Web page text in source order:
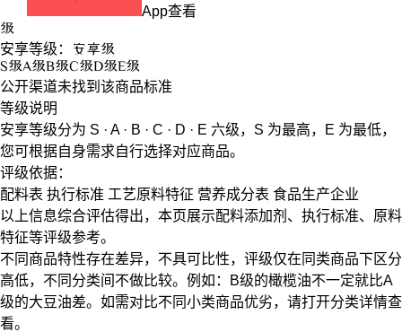
App查看
级
安享等级： 安享级
S级A级B级C级D级E级
公开渠道未找到该商品标准
等级说明
安享等级分为 S · A · B · C · D · E 六级， S 为最高， E 为最低，
您可根据自身需求自行选择对应商品。
评级依据：
配料表 执行标准 工艺原料特征 营养成分表 食品生产企业
以上信息综合评估得出，本页展示配料添加剂 、 执行标准、 原料
特征等评级参考。
不同商品特性存在差异，不具可比性，评级仅在 同类商品下区分
高低，不同分类间不做比较。例如：B级的橄榄油不一定就比A
级的大豆油差。如需对比不同小类商品优劣，请打开分类详情查
看。